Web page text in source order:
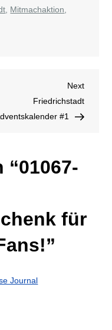
Mitmachaktion
Next
Post
Next
Friedrichstadt
#1
“01067-
für
”
Journal